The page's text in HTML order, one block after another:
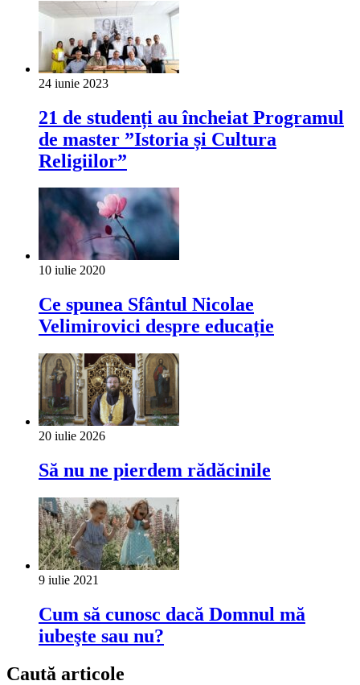
24 iunie 2023
21 de studenți au încheiat Programul
de master ”Istoria și Cultura
Religiilor”
10 iulie 2020
Ce spunea Sfântul Nicolae
Velimirovici despre educație
20 iulie 2026
Să nu ne pierdem rădăcinile
9 iulie 2021
Cum să cunosc dacă Domnul mă
iubeşte sau nu?
Caută articole